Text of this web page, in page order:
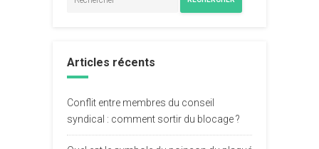
Articles récents
Conflit entre membres du conseil
syndical : comment sortir du blocage ?